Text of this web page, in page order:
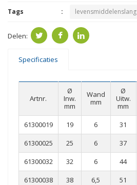
Tags levensmiddelenslang
Delen:
Specificaties
Artnr.
Ø
Inw.
mm
Wand
mm
Ø
Uitw.
mm
61300019 19 6 31
61300025
25 6 37
61300032
32 6 44
61300038
38 6,5 51